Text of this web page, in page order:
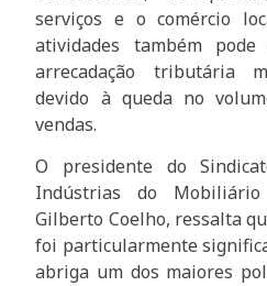
serviços e o comércio
atividades também
arrecadação tributária
devido à queda no
vendas.
O presidente do
Indústrias do
Gilberto Coelho, ressalta
foi particularmente
abriga um dos maiores